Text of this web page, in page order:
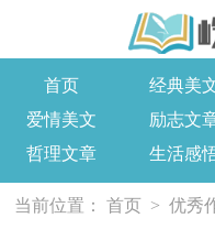
首页 经典美
爱情美文
励志文
哲理文章
生活感
当前位置： 首页 > 优秀